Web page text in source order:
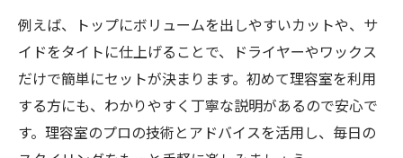
例えば、トップにボリュームを出しやすいカットや、サ
イドをタイトに仕上げることで、ドライヤーやワックス
だけで簡単にセットが決まります。初めて理容室を利用
する方にも、わかりやすく丁寧な説明があるので安心で
す。理容室のプロの技術とアドバイスを活用し、毎日の